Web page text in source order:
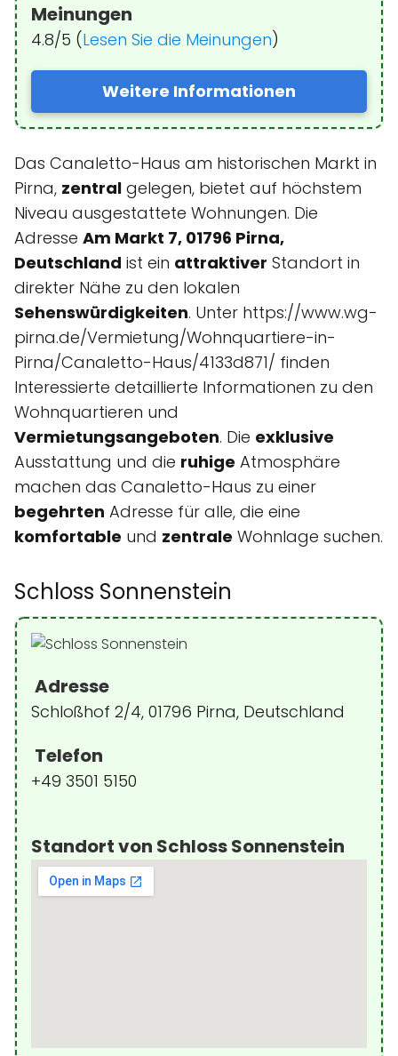
Meinungen
4.8/5 (Lesen Sie die Meinungen)
Weitere Informationen
Das Canaletto-Haus am historischen Markt in
Pirna, zentral gelegen, bietet auf höchstem
Niveau ausgestattete Wohnungen. Die
Adresse Am Markt 7, 01796 Pirna,
Deutschland ist ein attraktiver Standort in
direkter Nähe zu den lokalen
Sehenswürdigkeiten. Unter https://www.wg-
pirna.de/Vermietung/Wohnquartiere-in-
Pirna/Canaletto-Haus/4133d871/ finden
Interessierte detaillierte Informationen zu den
Wohnquartieren und
Vermietungsangeboten. Die exklusive
Ausstattung und die ruhige Atmosphäre
machen das Canaletto-Haus zu einer
begehrten Adresse für alle, die eine
komfortable und zentrale Wohnlage suchen.
Schloss Sonnenstein
Adresse
Schloßhof 2/4, 01796 Pirna, Deutschland
Telefon
+49 3501 5150
Standort von Schloss Sonnenstein